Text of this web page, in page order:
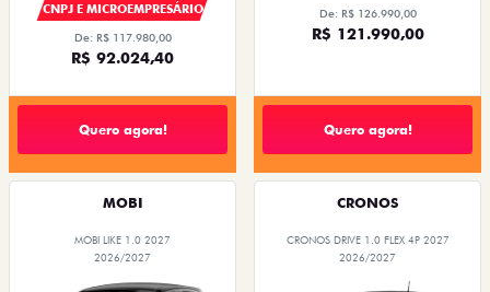
CNPJ E MICROEMPRESÁRIO
De: R$ 117.980,00
R$ 92.024,40
Quero agora!
De: R$ 126.990,00
R$ 121.990,00
Quero agora!
MOBI
MOBI LIKE 1.0 2027
2026/2027
CRONOS
CRONOS DRIVE 1.0 FLEX 4P 2027
2026/2027